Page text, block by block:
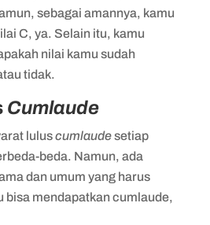
sebagai amannya, kamu
C, ya. Selain itu, kamu
nilai kamu sudah
tidak.
Cumlaude
luluscumlaudesetiap
beda. Namun, ada
dan umum yang harus
bisa mendapatkan cumlaude,